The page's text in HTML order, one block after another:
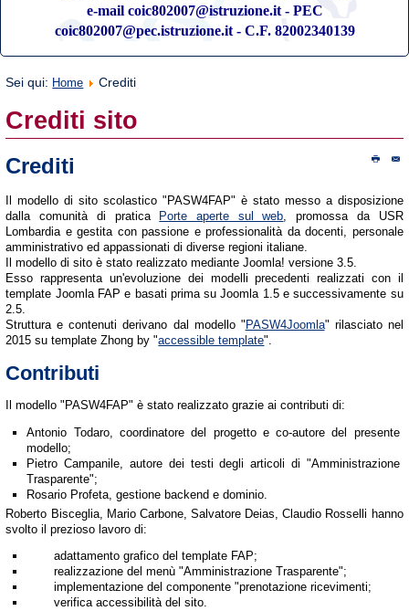
e-mail coic802007@istruzione.it - PEC
coic802007@pec.istruzione.it - C.F. 82002340139
Sei qui: Home Crediti
Crediti sito
Crediti
Il modello di sito scolastico "PASW4FAP" è stato messo a disposizione
dalla comunità di pratica
Porte aperte sul web, promossa da USR
Lombardia e gestita con passione e professionalità da docenti, personale
amministrativo ed appassionati di diverse regioni italiane.
Il modello di sito è stato realizzato mediante Joomla! versione 3.5.
Esso rappresenta un'evoluzione dei modelli precedenti realizzati con il
template Joomla FAP e basati prima su Joomla 1.5 e successivamente su
2.5.
Struttura e contenuti derivano dal modello " PASW4Joomla" rilasciato nel
2015 su template Zhong by "accessible template".
Contributi
Il modello "PASW4FAP" è stato realizzato grazie ai contributi di:
Antonio Todaro, coordinatore del progetto e co-autore del presente
modello;
Pietro Campanile, autore dei testi degli articoli di "Amministrazione
Trasparente";
Rosario Profeta, gestione backend e dominio.
Roberto Bisceglia, Mario Carbone, Salvatore Deias, Claudio Rosselli hanno
svolto il prezioso lavoro di:
adattamento grafico del template FAP;
realizzazione del menù "Amministrazione Trasparente";
implementazione del componente "prenotazione ricevimenti;
verifica accessibilità del sito.